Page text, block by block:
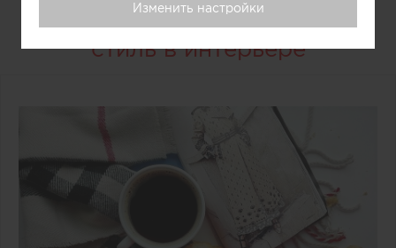
Как в Париже: французский
стиль в интерьере
Изменить настройки